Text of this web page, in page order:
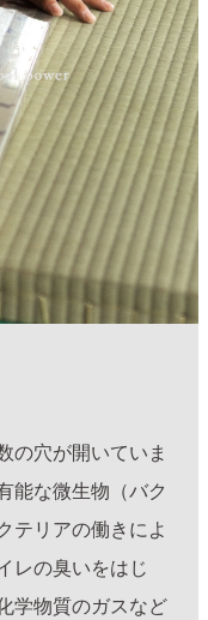
の穴が開いていま
能な微生物（バク
テリアの働きによ
レの臭いをはじ
学物質のガスなど